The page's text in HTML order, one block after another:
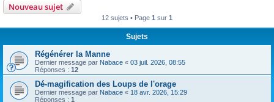
Nouveau sujet
12 sujets • Page 1 sur 1
Sujets
Régénérer la Manne
Dernier message par Nabace « 03 juil. 2026, 08:55
Réponses : 12
Dé-magification des Loups de l'orage
Dernier message par Nabace « 18 avr. 2026, 15:29
Réponses : 1